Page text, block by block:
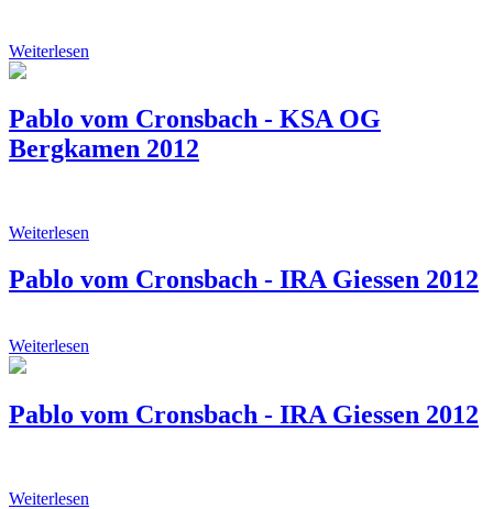
Weiterlesen
Pablo vom Cronsbach - KSA OG
Bergkamen 2012
Weiterlesen
Pablo vom Cronsbach - IRA Giessen 2012
Weiterlesen
Pablo vom Cronsbach - IRA Giessen 2012
Weiterlesen